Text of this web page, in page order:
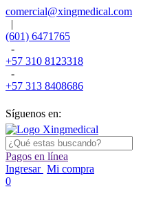
comercial@xingmedical.com
|
(601) 6471765
-
+57 310 8123318
-
+57 313 8408686
Síguenos en:
Pagos en línea
Ingresar Mi compra
0